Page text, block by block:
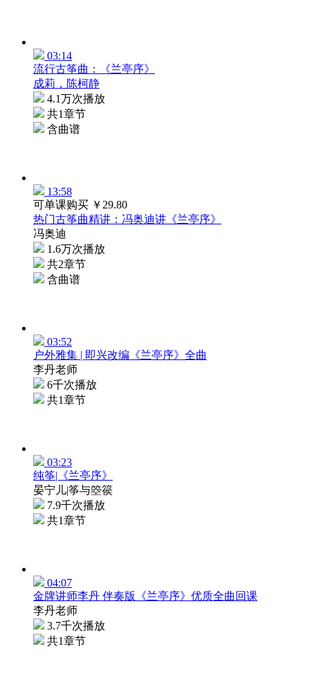
03:14
流行古筝曲：《兰亭序》
成莉，陈柯静
4.1万次播放
共1章节
含曲谱
13:58
可单课购买 ￥29.80
热门古筝曲精讲：冯奥迪讲《兰亭序》
冯奥迪
1.6万次播放
共2章节
含曲谱
03:52
户外雅集 | 即兴改编《兰亭序》全曲
李丹老师
6千次播放
共1章节
03:23
纯筝|《兰亭序》
晏宁儿|筝与箜篌
7.9千次播放
共1章节
04:07
金牌讲师李丹 伴奏版《兰亭序》优质全曲回课
李丹老师
3.7千次播放
共1章节